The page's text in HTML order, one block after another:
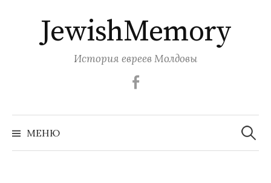
содержимому
JewishMemory
История евреев Молдовы
МЕНЮ Найти: